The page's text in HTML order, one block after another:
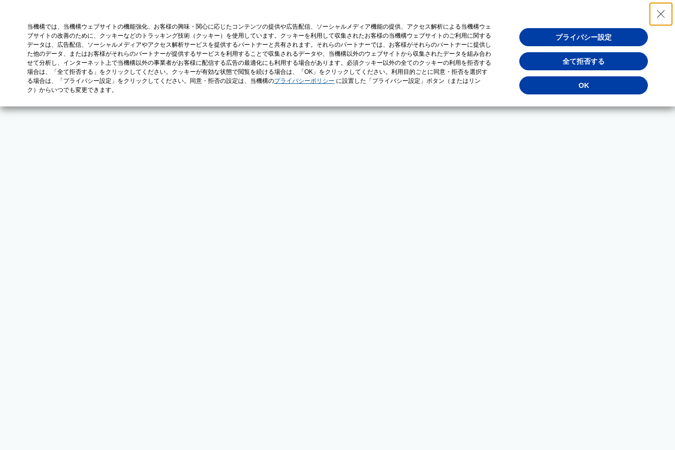
当機構では、当機構ウェブサイトの機能強化、お客様の興味・関心に応じたコンテンツの提供や広告配信、ソーシャルメディア機能の提供、アクセス解析による当機構ウェ
ブサイトの改善のために、クッキーなどのトラッキング技術（クッキー）を使用しています。クッキーを利用して収集されたお客様の当機構ウェブサイトのご利用に関する
データは、広告配信、ソーシャルメディアやアクセス解析サービスを提供するパートナーと共有されます。それらのパートナーでは、お客様がそれらのパートナーに提供し
た他のデータ、またはお客様がそれらのパートナーが提供するサービスを利用することで収集されるデータや、当機構以外のウェブサイトから収集されたデータを組み合わ
せて分析し、インターネット上で当機構以外の事業者がお客様に配信する広告の最適化にも利用する場合があります。必須クッキー以外の全てのクッキーの利用を拒否する
場合は、「全て拒否する」をクリックしてください。クッキーが有効な状態で閲覧を続ける場合は、「OK」をクリックしてください。利用目的ごとに同意・拒否を選択す
る場合は、「プライバシー設定」をクリックしてください。同意・拒否の設定は、当機構のプライバシーポリシー に設置した「プライバシー設定」ボタン（またはリン
ク）からいつでも変更できます。
プライバシー設定
全て拒否する
OK